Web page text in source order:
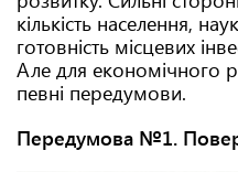
кількість населення,
готовність місцевих
Але для економічного
певні передумови.
Передумова №1.